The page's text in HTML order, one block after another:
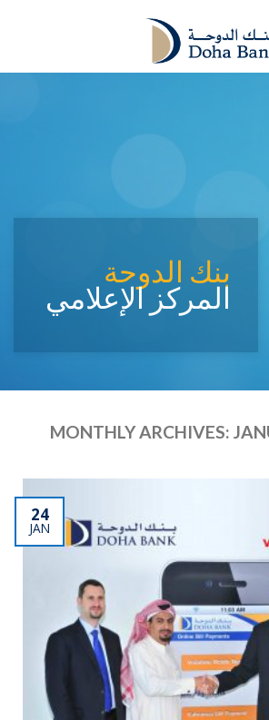
بنك الدوحة
المركز الإعلامي
MONTHLY ARCHIVES:
24
JAN